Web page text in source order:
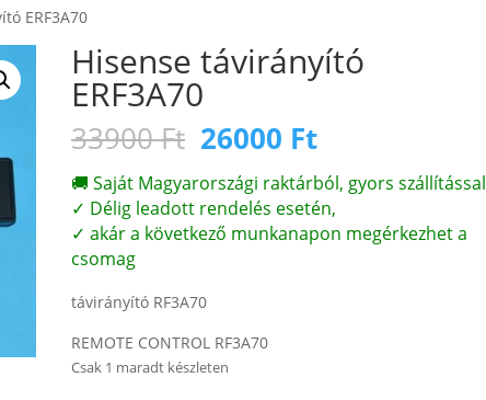
ERF3A70
Hisense távirányító
ERF3A70
33900Ft Original
price
was:
33900 Ft.
26000 FtCurrent
price
is:
26000 Ft.
🚚 Saját Magyarországi raktárból, gyors szállítással
✓ Délig leadott rendelés esetén,
✓ akár a következő munkanapon megérkezhet a
csomag
távirányító RF3A70
REMOTE CONTROL RF3A70
Csak 1 maradt készleten